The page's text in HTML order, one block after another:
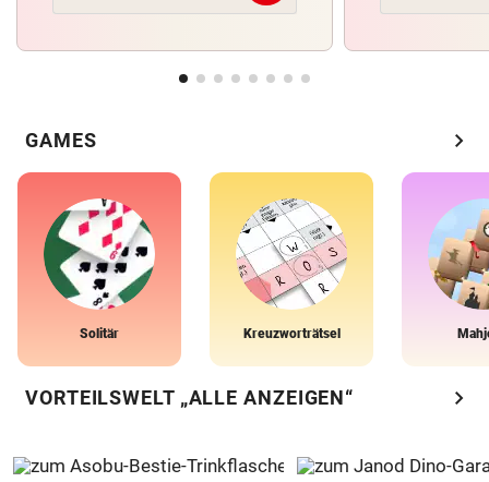
GAMES chevron_right
Solitär Kreuzworträtsel
VORTEILSWELT „ALLE ANZEIGEN“ chevron_right